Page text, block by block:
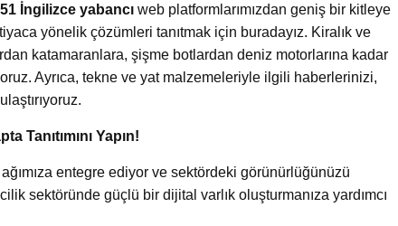
51 İngilizce yabancı web platformlarımızdan geniş bir kitleye
yönelik çözümleri tanıtmak için buradayız. Kiralık ve
katamaranlara, şişme botlardan deniz motorlarına kadar
Ayrıca, tekne ve yat malzemeleriyle ilgili haberlerinizi,
Tanıtımını Yapın!
entegre ediyor ve sektördeki görünürlüğünüzü
sektöründe güçlü bir dijital varlık oluşturmanıza yardımcı